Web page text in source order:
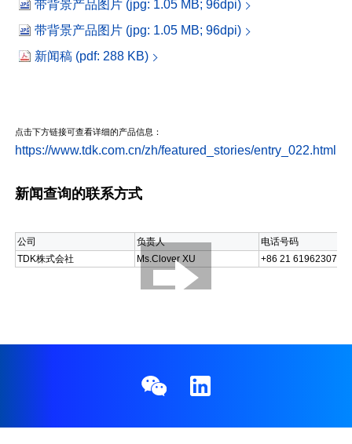
带背景产品图片 (jpg: 1.05 MB; 96dpi)
带背景产品图片 (jpg: 1.05 MB; 96dpi)
新闻稿 (pdf: 288 KB)
点击下方链接可查看详细的产品信息：
https://www.tdk.com.cn/zh/featured_stories/entry_022.html
新闻查询的联系方式
公司 负责人
电话号码
TDK株式会社
Ms.Clover XU +86 21 61962307